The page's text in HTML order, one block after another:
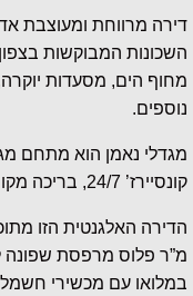
דירה מרווחת ומעוצבת
השכונות המבוקשות
מחוף הים, מסעדות יוקרה,
נוספים.
מגדלי נאמן הוא מתחם
קונסיירז’ 24/7, בריכה מקורה ומחוממת, ספא וחדר כושר.
מ”ר פלוס מרפסת שפונה
במלואו עם מכשירי חשמל